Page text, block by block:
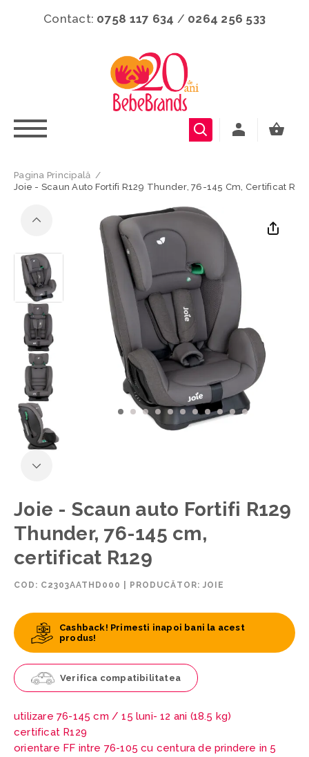
Contact: 0758 117 634 / 0264 256 533
Pagina Principală /
Joie - Scaun Auto Fortifi R129 Thunder, 76-145 Cm, Certificat
Joie - Scaun auto Fortifi R129
Thunder, 76-145 cm,
certificat R129
COD: C2303AATHD000 PRODUCĂTOR: JOIE
Cashback! Primesti inapoi bani la acest
produs!
Verifica compatibilitatea
utilizare 76-145 cm /15 luni- 12 ani (18.5 kg)
certificat R129
orientare FF intre 76-105 cu centura de prindere in 5